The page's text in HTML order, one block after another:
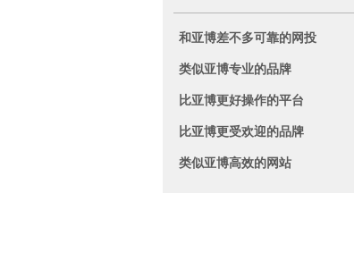
和亚博差不多可靠的网投
类似亚博专业的品牌
比亚博更好操作的平台
比亚博更受欢迎的品牌
类似亚博高效的网站